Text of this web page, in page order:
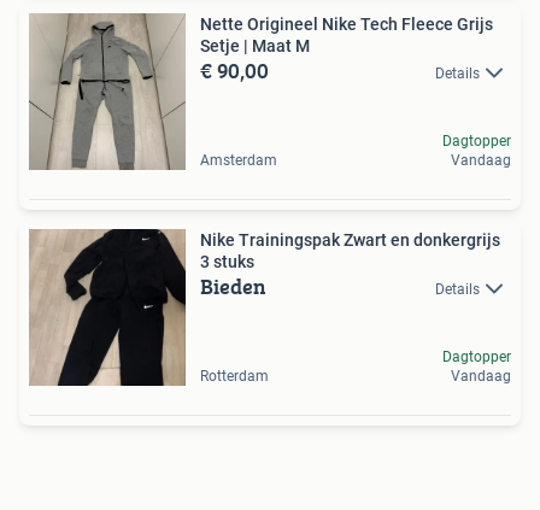
Nette Origineel Nike Tech Fleece Grijs
Setje | Maat M
€ 90,00 Details
Amsterdam
Dagtopper
Vandaag
Nike Trainingspak Zwart en donkergrijs
3 stuks
Bieden Details
Rotterdam
Dagtopper
Vandaag